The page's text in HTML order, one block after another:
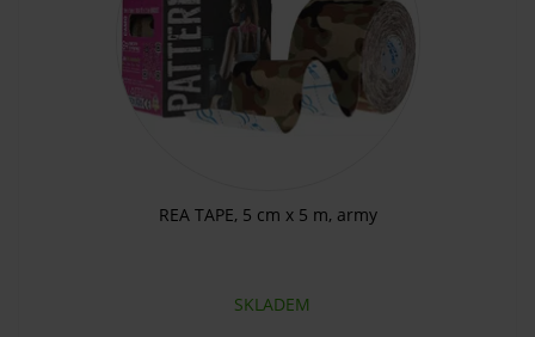
REA TAPE, 5 cm x 5 m, army
SKLADEM